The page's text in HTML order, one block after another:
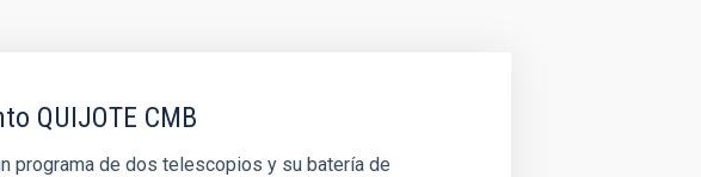
QUIJOTE CMB
programa de dos telescopios y su batería de